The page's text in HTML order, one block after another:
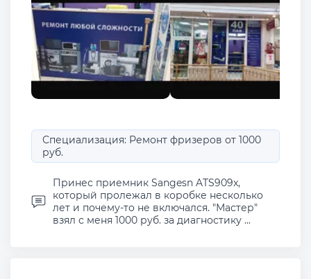
Специализация: Ремонт фризеров от 1000
руб.
Принес приемник Sangesn ATS909x,
который пролежал в коробке несколько
лет и почему-то не включался. "Мастер"
взял с меня 1000 руб. за диагностику ...